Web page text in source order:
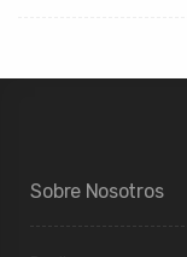
Sobre Nosotros